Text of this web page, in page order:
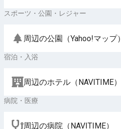
スポーツ・公園・レジャー
周辺の公園（Yahoo!マップ）
宿泊・入浴
周辺のホテル（NAVITIME）
病院・医療
周辺の病院（NAVITIME）